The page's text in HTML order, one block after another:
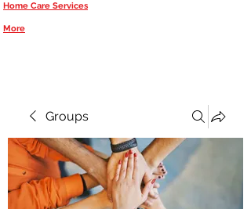
Home Care Services
More
Groups